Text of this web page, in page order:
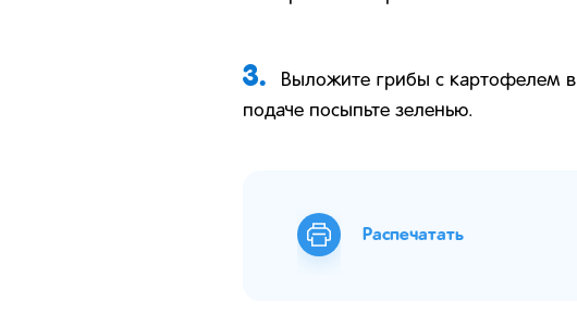
3. Выложите грибы с картофелем в
подаче посыпьте зеленью.
Распечатать